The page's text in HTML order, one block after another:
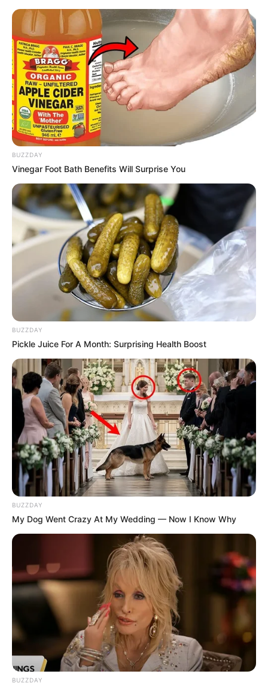
BUZZDAY
Vinegar Foot Bath Benefits Will Surprise You
BUZZDAY
Pickle Juice For A Month: Surprising Health Boost
BUZZDAY
My Dog Went Crazy At My Wedding — Now I Know Why
BUZZDAY